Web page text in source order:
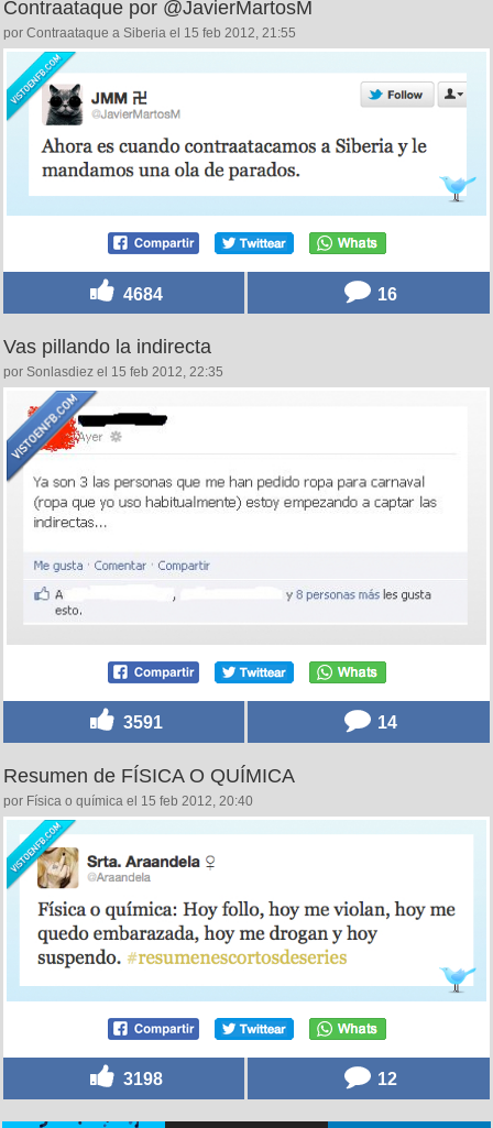
Contraataque por @JavierMartosM
por Contraataque a Siberia el 15 feb 2012, 21:55
4684 16
Vas pillando la indirecta
por Sonlasdiez el 15 feb 2012, 22:35
3591 14
Resumen de FÍSICA O QUÍMICA
por Física o química el 15 feb 2012, 20:40
3198 12